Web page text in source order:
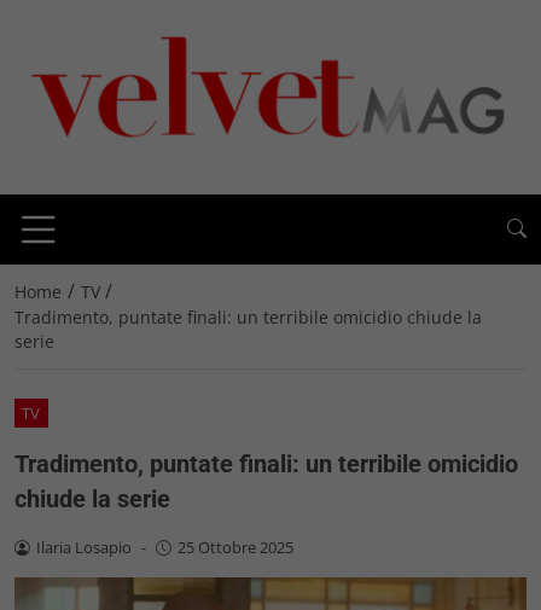
Home / TV /
Tradimento, puntate finali: un terribile omicidio chiude la
serie
TV
Tradimento, puntate finali: un terribile omicidio
chiude la serie
Ilaria Losapio - 25 Ottobre 2025